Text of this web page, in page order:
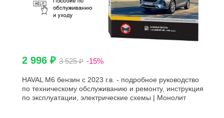
2 996 ₽ 3 525 ₽ -15%
HAVAL M6 бензин с 2023 г.в. - подробное руководство
по техническому обслуживанию и ремонту, инструкция
по эксплуатации, электрические схемы | Монолит